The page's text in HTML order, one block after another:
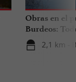
Obras en el
Burdeos:
tus viajes en
2,1 km -